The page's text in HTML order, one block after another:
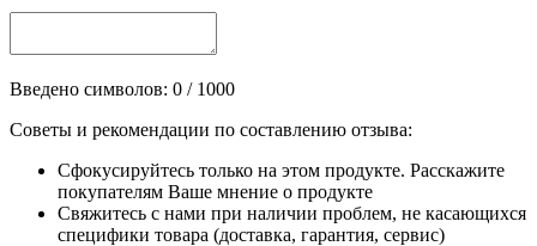
Введено символов: 0 / 1000
Советы и рекомендации по составлению отзыва:
Сфокусируйтесь только на этом продукте. Расскажите
покупателям Ваше мнение о продукте
Свяжитесь с нами при наличии проблем, не касающихся
специфики товара (доставка, гарантия, сервис)